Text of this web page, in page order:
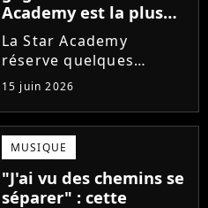
Academy est la plus
écoutée de l'histoire
de l'émission !
La Star Academy
réserve quelques
surprises. Cette
gagnante totalement
oubliée de l'émission
est aujourd'hui plus
écoutée en streaming
que Jenifer et Nolwenn
Leroy !
15 juin 2026
MUSIQUE
"J'ai vu des chemins se
séparer" : cette